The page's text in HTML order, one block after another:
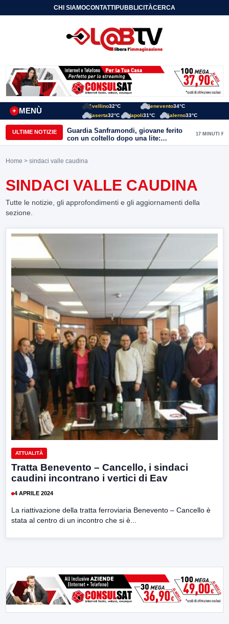
CHI SIAMOCONTATTIPUBBLICITÀCERCA
MENÙ
+
Avellino32°C Benevento34°C
Caserta32°C Napoli31°C Salerno33°C
ULTIME NOTIZIE
Guardia Sanframondi, giovane ferito
con un coltello dopo una lite:
individuato il presunto autore
17 MINUTI FA
Home > sindaci valle caudina
SINDACI VALLE CAUDINA
Tutte le notizie, gli approfondimenti e gli aggiornamenti della
sezione.
ATTUALITÀ
Tratta Benevento – Cancello, i sindaci
caudini incontrano i vertici di Eav
4 APRILE 2024
La riattivazione della tratta ferroviaria Benevento – Cancello è
stata al centro di un incontro che si è...